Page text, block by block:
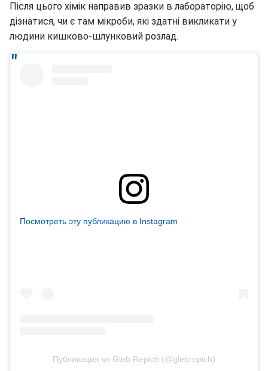
Після цього хімік направив зразки в лабораторію, щоб
дізнатися, чи є там мікроби, які здатні викликати у
людини кишково-шлунковий розлад.
Посмотреть эту публикацию в Instagram
Публикация от Gleb Repich (@glebrepich)